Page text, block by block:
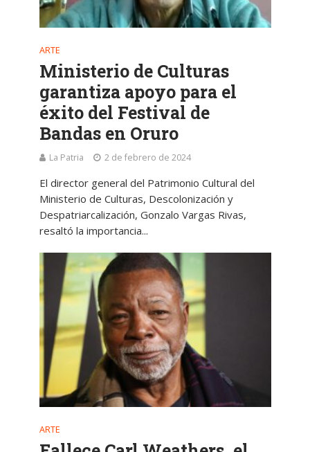
ARTE
Ministerio de Culturas
garantiza apoyo para el
éxito del Festival de
Bandas en Oruro
La Patria 2 de febrero de 2024
El director general del Patrimonio Cultural del
Ministerio de Culturas, Descolonización y
Despatriarcalización, Gonzalo Vargas Rivas,
resaltó la importancia...
ARTE